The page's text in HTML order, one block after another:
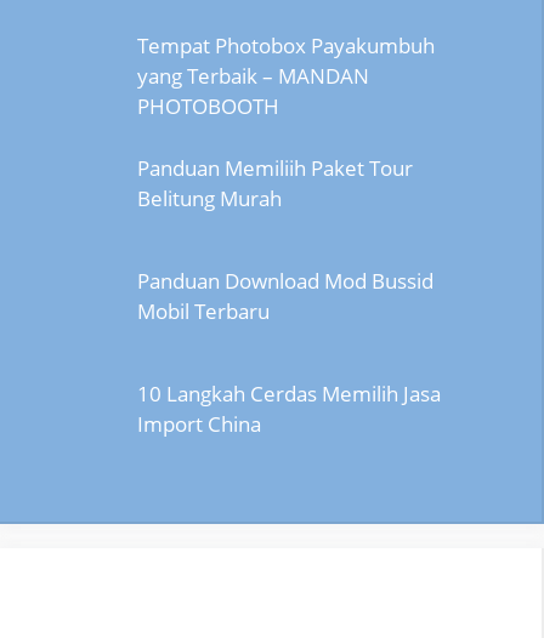
Tempat Photobox Payakumbuh
yang Terbaik – MANDAN
PHOTOBOOTH
Panduan Memiliih Paket Tour
Belitung Murah
Panduan Download Mod Bussid
Mobil Terbaru
10 Langkah Cerdas Memilih Jasa
Import China